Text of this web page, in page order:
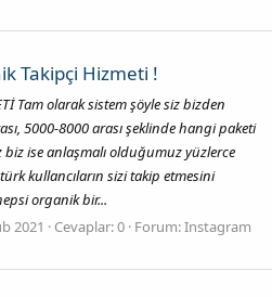
Takipçi Hizmeti !
Tam olarak sistem şöyle siz bizden
5000-8000 arası şeklinde hangi paketi
biz ise anlaşmalı olduğumuz yüzlerce
kullancıların sizi takip etmesini
organik bir...
2021 Cevaplar: 0 Forum:Instagram